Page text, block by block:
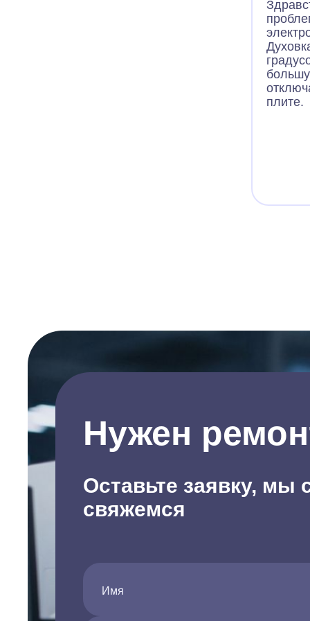
плите.
Нужен
Оставьте заявку, мы
свяжемся
Имя